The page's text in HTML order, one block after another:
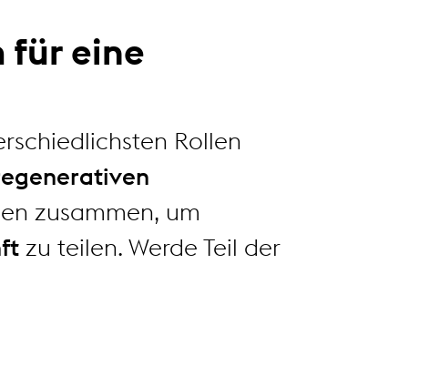
für eine
Rollen
zusammen, um
zu teilen. Werde Teil der